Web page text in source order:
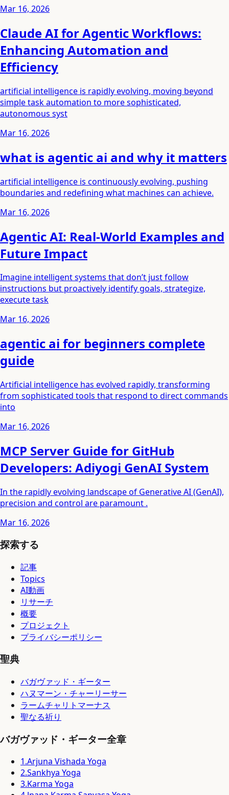
Mar 16, 2026
Claude AI for Agentic Workflows:
Enhancing Automation and
Efficiency
artificial intelligence is rapidly evolving, moving beyond
simple task automation to more sophisticated,
autonomous syst
Mar 16, 2026
what is agentic ai and why it matters
artificial intelligence is continuously evolving, pushing
boundaries and redefining what machines can achieve.
Mar 16, 2026
Agentic AI: Real-World Examples and
Future Impact
Imagine intelligent systems that don’t just follow
instructions but proactively identify goals, strategize,
execute task
Mar 16, 2026
agentic ai for beginners complete
guide
Artificial intelligence has evolved rapidly, transforming
from sophisticated tools that respond to direct commands
into
Mar 16, 2026
MCP Server Guide for GitHub
Developers: Adiyogi GenAI System
In the rapidly evolving landscape of Generative AI (GenAI),
precision and control are paramount .
Mar 16, 2026
探索する
記事
Topics
AI動画
リサーチ
概要
プロジェクト
プライバシーポリシー
聖典
バガヴァッド・ギーター
ハヌマーン・チャーリーサー
ラームチャリトマーナス
聖なる祈り
バガヴァッド・ギーター全章
1.Arjuna Vishada Yoga
2.Sankhya Yoga
3.Karma Yoga